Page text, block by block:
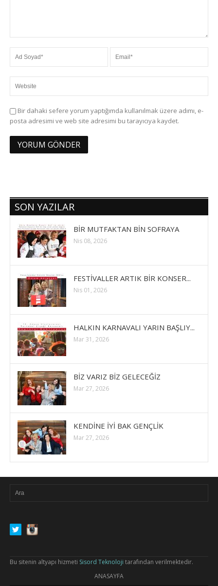
Bir dahaki sefere yorum yaptığımda kullanılmak üzere adımı, e-
posta adresimi ve web site adresimi bu tarayıcıya kaydet.
SON YAZILAR
BİR MUTFAKTAN BİN SOFRAYA
Nis 08, 2026
FESTİVALLER ARTIK BİR KONSER...
Nis 01, 2026
HALKIN KARNAVALI YARIN BAŞLIY...
Mar 31, 2026
BİZ VARIZ BİZ GELECEĞİZ
Mar 27, 2026
KENDİNE İYİ BAK GENÇLİK
Mar 27, 2026
Bu sitenin altyapı hizmeti Sisord Teknoloji tarafından verilmektedir.
ANASAYFA